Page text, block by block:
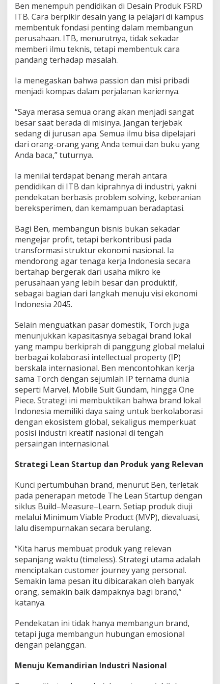
Ben menempuh pendidikan di Desain Produk FSRD
ITB. Cara berpikir desain yang ia pelajari di kampus
membentuk fondasi penting dalam membangun
perusahaan. ITB, menurutnya, tidak sekadar
memberi ilmu teknis, tetapi membentuk cara
pandang terhadap masalah.
Ia menegaskan bahwa passion dan misi pribadi
menjadi kompas dalam perjalanan kariernya.
“Saya merasa semua orang akan menjadi sangat
besar saat berada di misinya. Jangan terjebak
sedang di jurusan apa. Semua ilmu bisa dipelajari
dari orang-orang yang Anda temui dan buku yang
Anda baca,” tuturnya.
Ia menilai terdapat benang merah antara
pendidikan di ITB dan kiprahnya di industri, yakni
pendekatan berbasis problem solving, keberanian
bereksperimen, dan kemampuan beradaptasi.
Bagi Ben, membangun bisnis bukan sekadar
mengejar profit, tetapi berkontribusi pada
transformasi struktur ekonomi nasional. Ia
mendorong agar tenaga kerja Indonesia secara
bertahap bergerak dari usaha mikro ke
perusahaan yang lebih besar dan produktif,
sebagai bagian dari langkah menuju visi ekonomi
Indonesia 2045.
Selain menguatkan pasar domestik, Torch juga
menunjukkan kapasitasnya sebagai brand lokal
yang mampu berkiprah di panggung global melalui
berbagai kolaborasi intellectual property (IP)
berskala internasional. Ben mencontohkan kerja
sama Torch dengan sejumlah IP ternama dunia
seperti Marvel, Mobile Suit Gundam, hingga One
Piece. Strategi ini membuktikan bahwa brand lokal
Indonesia memiliki daya saing untuk berkolaborasi
dengan ekosistem global, sekaligus memperkuat
posisi industri kreatif nasional di tengah
persaingan internasional.
Strategi Lean Startup dan Produk yang Relevan
Kunci pertumbuhan brand, menurut Ben, terletak
pada penerapan metode The Lean Startup dengan
siklus Build–Measure–Learn. Setiap produk diuji
melalui Minimum Viable Product (MVP), dievaluasi,
lalu disempurnakan secara berulang.
“Kita harus membuat produk yang relevan
sepanjang waktu (timeless). Strategi utama adalah
menciptakan customer journey yang personal.
Semakin lama pesan itu dibicarakan oleh banyak
orang, semakin baik dampaknya bagi brand,”
katanya.
Pendekatan ini tidak hanya membangun brand,
tetapi juga membangun hubungan emosional
dengan pelanggan.
Menuju Kemandirian Industri Nasional